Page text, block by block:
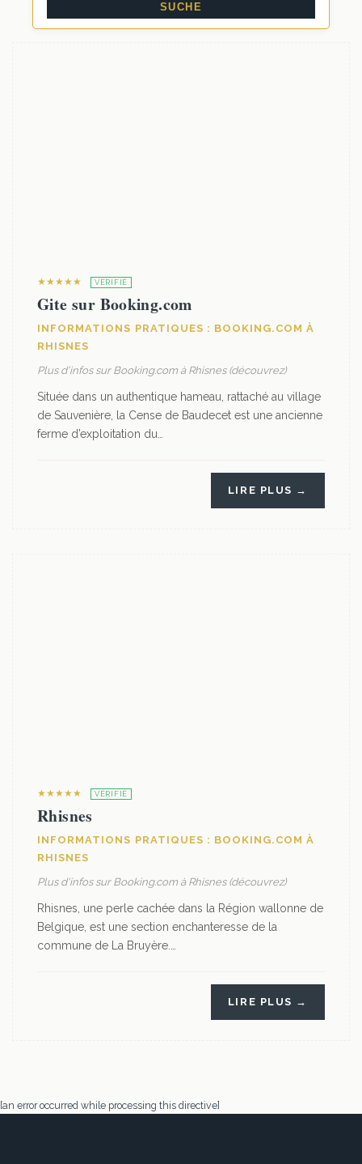
★★★★★ VÉRIFIÉ
Gite sur Booking.com
INFORMATIONS PRATIQUES : BOOKING.COM À
RHISNES
Plus d'infos sur Booking.com à Rhisnes (découvrez)
Située dans un authentique hameau, rattaché au village
de Sauvenière, la Cense de Baudecet est une ancienne
ferme d’exploitation du…
LIRE PLUS →
★★★★★ VÉRIFIÉ
Rhisnes
INFORMATIONS PRATIQUES : BOOKING.COM À
RHISNES
Plus d'infos sur Booking.com à Rhisnes (découvrez)
Rhisnes, une perle cachée dans la Région wallonne de
Belgique, est une section enchanteresse de la
commune de La Bruyère.…
LIRE PLUS →
[an error occurred while processing this directive]